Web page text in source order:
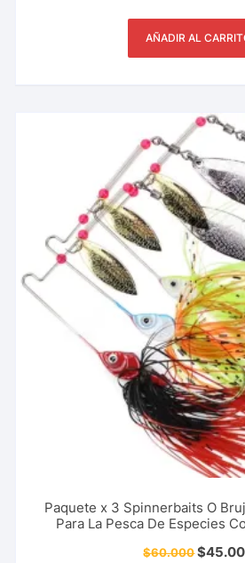
AÑADIR AL
Paquete x 3 Spinnerbaits O
Para La Pesca De Especies
$60.000$